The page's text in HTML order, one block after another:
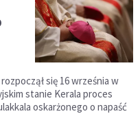
się 16 września w
stanie Kerala proces
oskarżonego o napaść